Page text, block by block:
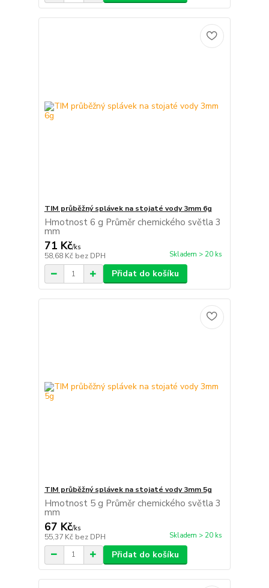
TIM průběžný splávek na stojaté vody 3mm 6g
Hmotnost 6 g Průměr chemického světla 3
mm
71 Kč/ks
58,68 Kč bez DPH Skladem > 20 ks
Přidat do košíku
TIM průběžný splávek na stojaté vody 3mm 5g
Hmotnost 5 g Průměr chemického světla 3
mm
67 Kč/ks
55,37 Kč bez DPH Skladem > 20 ks
Přidat do košíku